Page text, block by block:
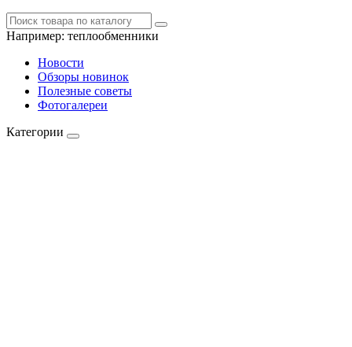
Например: теплообменники
Новости
Обзоры новинок
Полезные советы
Фотогалереи
Категории